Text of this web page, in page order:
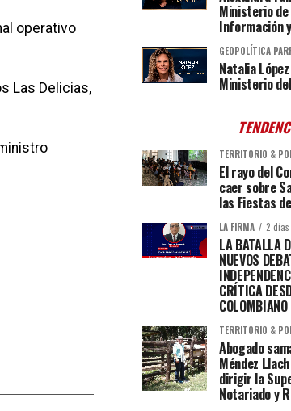
operativo
Las Delicias,
Ministerio
Información
GEOPOLÍTICA
Natalia
Ministerio
TERRITORIO &
El rayo del
caer sobre
las Fiestas
LA FIRMA 2 días
LA BATALLA
NUEVOS
CRÍTICA
COLOMBIANO
TERRITORIO &
Abogado
Méndez
dirigir la
Notariado y